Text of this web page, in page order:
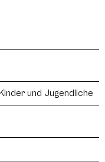
und Jugendliche